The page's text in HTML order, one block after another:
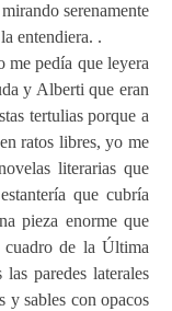
serenamente
entendiera. .
me pedía que leyera
y Alberti que eran
tertulias porque a
ratos libres, yo me
literarias que
que cubría
pieza enorme que
cuadro de la Última
paredes laterales
y sables con opacos